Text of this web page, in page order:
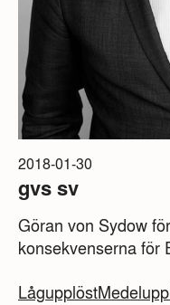
2018-01-30
gvs sv
Göran von Sydow
konsekvenserna för
Lågupplöst